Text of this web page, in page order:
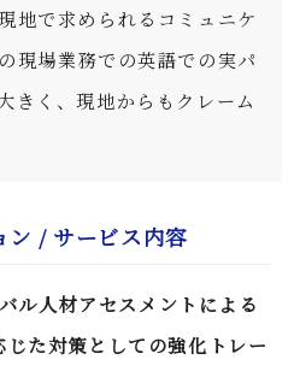
地で求められるコミュニケ
現場業務での英語での実パ
きく、現地からもクレーム
ン / サービス内容
ル人材アセスメントによる
た対策としての強化トレー